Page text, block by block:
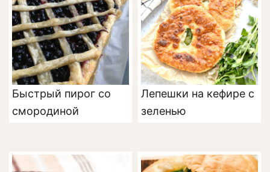
Быстрый пирог со
смородиной
Лепешки на кефире с
зеленью